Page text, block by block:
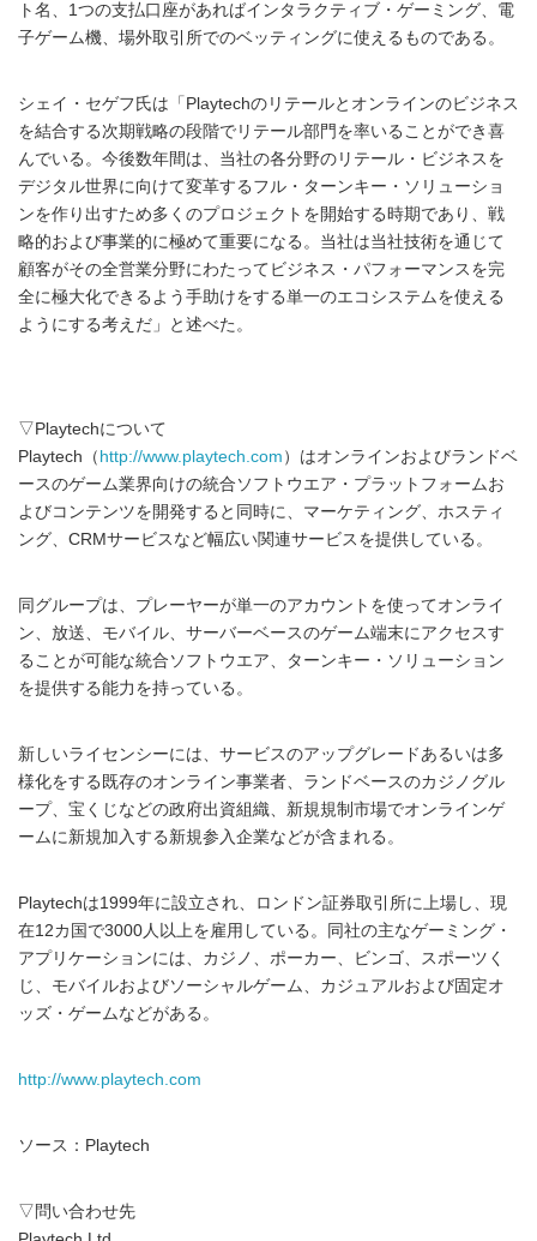
ト名、1つの支払口座があればインタラクティブ・ゲーミング、電
子ゲーム機、場外取引所でのベッティングに使えるものである。
シェイ・セゲフ氏は「Playtechのリテールとオンラインのビジネス
を結合する次期戦略の段階でリテール部門を率いることができ喜
んでいる。今後数年間は、当社の各分野のリテール・ビジネスを
デジタル世界に向けて変革するフル・ターンキー・ソリューショ
ンを作り出すため多くのプロジェクトを開始する時期であり、戦
略的および事業的に極めて重要になる。当社は当社技術を通じて
顧客がその全営業分野にわたってビジネス・パフォーマンスを完
全に極大化できるよう手助けをする単一のエコシステムを使える
ようにする考えだ」と述べた。
▽Playtechについて
Playtech（ http://www.playtech.com ）はオンラインおよびランドベ
ースのゲーム業界向けの統合ソフトウエア・プラットフォームお
よびコンテンツを開発すると同時に、マーケティング、ホスティ
ング、CRMサービスなど幅広い関連サービスを提供している。
同グループは、プレーヤーが単一のアカウントを使ってオンライ
ン、放送、モバイル、サーバーベースのゲーム端末にアクセスす
ることが可能な統合ソフトウエア、ターンキー・ソリューション
を提供する能力を持っている。
新しいライセンシーには、サービスのアップグレードあるいは多
様化をする既存のオンライン事業者、ランドベースのカジノグル
ープ、宝くじなどの政府出資組織、新規規制市場でオンラインゲ
ームに新規加入する新規参入企業などが含まれる。
Playtechは1999年に設立され、ロンドン証券取引所に上場し、現
在12カ国で3000人以上を雇用している。同社の主なゲーミング・
アプリケーションには、カジノ、ポーカー、ビンゴ、スポーツく
じ、モバイルおよびソーシャルゲーム、カジュアルおよび固定オ
ッズ・ゲームなどがある。
http://www.playtech.com
ソース：Playtech
▽問い合わせ先